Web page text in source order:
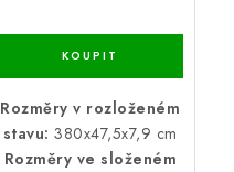
Rozměry v rozloženém
stavu: 380x47,5x7,9 cm
Rozměry ve složeném